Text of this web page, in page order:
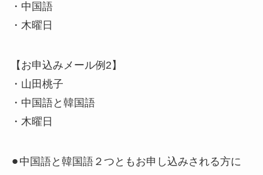
・中国語
・木曜日
【お申込みメール例2】
・山田桃子
・中国語と韓国語
・木曜日
⚫︎中国語と韓国語２つともお申し込みされる方に